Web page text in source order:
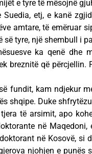
e tyre të mësojnë
Suedia, etj, e kanë
amtare, të emëruar
së tyre, një shembull i
ka qenë dhe
breznitë që përcjellin.
fundit, kam ndjekur
shqipe. Duke
të arsimit, apo
në
në Kosovë, si
njohjen e punës